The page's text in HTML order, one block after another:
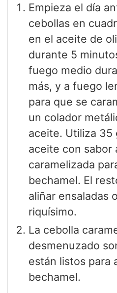
Empieza el día
cebollas en
en el aceite de
durante 5
fuego medio
más, y a fuego
para que se
un colador
aceite. Utiliza 35
aceite con sabor
caramelizada
bechamel. El
aliñar ensaladas
riquísimo.
La cebolla
desmenuzado
están listos para
bechamel.